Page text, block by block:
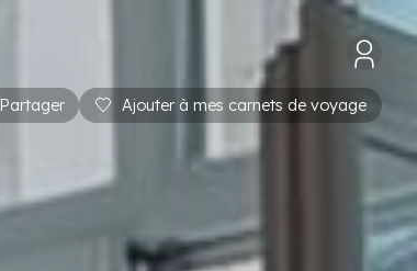
Partager Ajouter à mes carnets de voyage